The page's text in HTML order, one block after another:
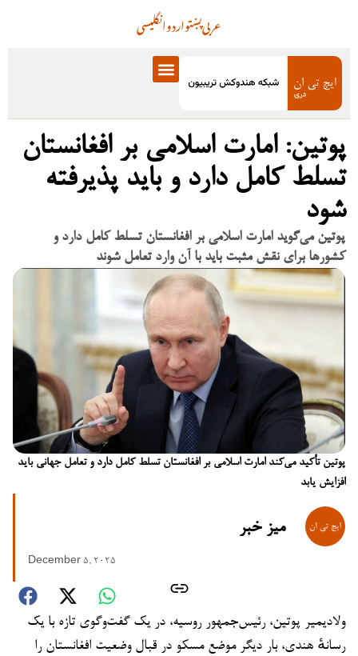
انگلیسیاردوپښتوعربی
پوتین: امارت اسلامی بر افغانستان
تسلط کامل دارد و باید پذیرفته
شود
پوتین می‌گوید امارت اسلامی بر افغانستان تسلط کامل دارد و
کشورها برای نقش مثبت باید با آن وارد تعامل شوند
پوتین تأکید می‌کند امارت اسلامی بر افغانستان تسلط کامل دارد و تعامل جهانی باید
افزایش یابد
میز خبر
December 5, 2025
ولادیمیر پوتین، رئیس‌جمهور روسیه، در یک گفت‌وگوی تازه با یک
رسانهٔ هندی، بار دیگر موضع مسکو در قبال وضعیت افغانستان را